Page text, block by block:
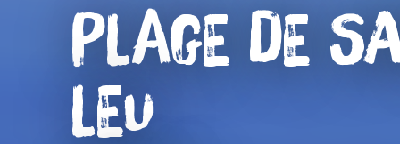
Plage de
Leu